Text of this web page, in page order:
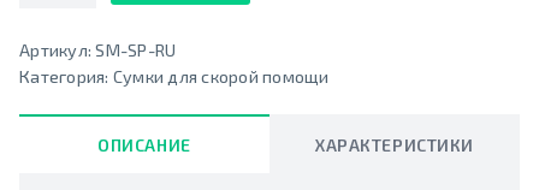
Артикул:SM-SP-RU
Категория: Сумки для скорой помощи
ОПИСАНИЕ ХАРАКТЕРИСТИКИ